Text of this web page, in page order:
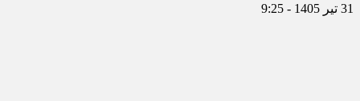
31 تیر 1405 - 9:25